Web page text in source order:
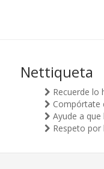
Nettiqueta
Recuerde lo
Compórtate
Ayude a
Respeto por